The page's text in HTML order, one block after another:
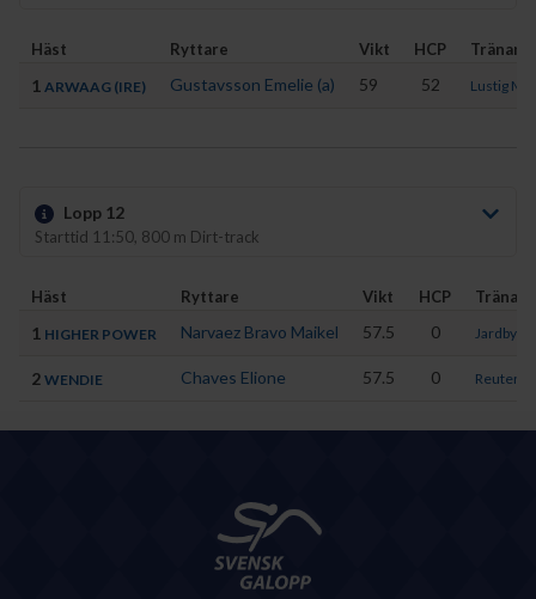
Häst Ryttare Vikt HCP Tränare
1 ARWAAG (IRE) Gustavsson Emelie (a) 59 52 Lustig
Lopp 12
Starttid 11:50, 800 m Dirt-track
Häst Ryttare Vikt HCP Tränare
1 HIGHER POWER Narvaez Bravo Maikel 57.5 0 Jardby
2 WENDIE Chaves Elione 57.5 0